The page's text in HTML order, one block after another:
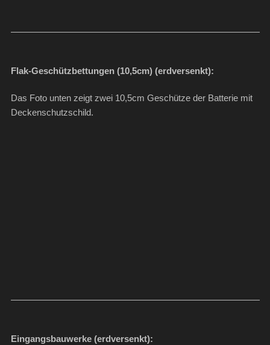
Flak-Geschützbettungen (10,5cm) (erdversenkt):
Das Foto unten zeigt zwei 10,5cm Geschütze der Batterie mit
Deckenschutzschild.
Eingangsbauwerke (erdversenkt):